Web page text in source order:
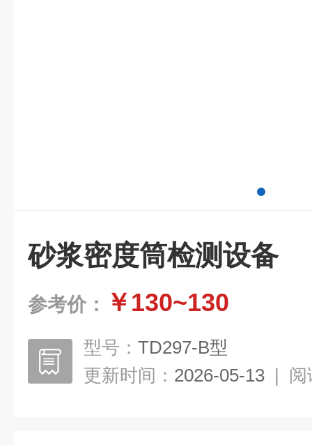
砂浆密度筒检测设备
参考价： ￥130~130
型号： TD297-B型
更新时间： 2026-05-13 | 阅